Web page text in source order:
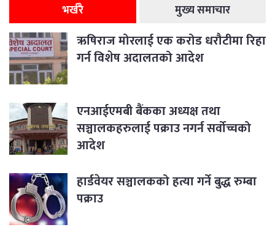
भर्खरै मुख्य समाचार
ऋषिराज मोरलाई एक करोड धरौटीमा रिहा
गर्न विशेष अदालतको आदेश
एनआईएमबी बैंकका अध्यक्ष तथा
सञ्चालकहरुलाई पक्राउ नगर्न सर्वोच्चको
आदेश
हार्डवेयर सञ्चालकको हत्या गर्ने बुद्ध रुम्बा
पक्राउ